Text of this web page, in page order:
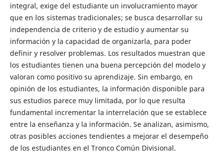
integral, exige del estudiante un involucramiento mayor
que en los sistemas tradicionales; se busca desarrollar su
independencia de criterio y de estudio y aumentar su
información y la capacidad de organizarla, para poder
definir y resolver problemas. Los resultados muestran que
los estudiantes tienen una buena percepción del modelo y
valoran como positivo su aprendizaje. Sin embargo, en
opinión de los estudiantes, la información disponible para
sus estudios parece muy limitada, por lo que resulta
fundamental incrementar la interrelación que se establece
entre la enseñanza y la información. Se analizan, asimismo,
otras posibles acciones tendientes a mejorar el desempeño
de los estudiantes en el Tronco Común Divisional.